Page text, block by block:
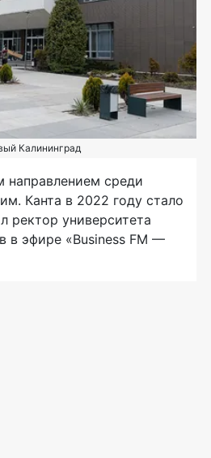
Калининград
среди
Канта в 2022 году стало
ректор университета
в эфире «Business FM —